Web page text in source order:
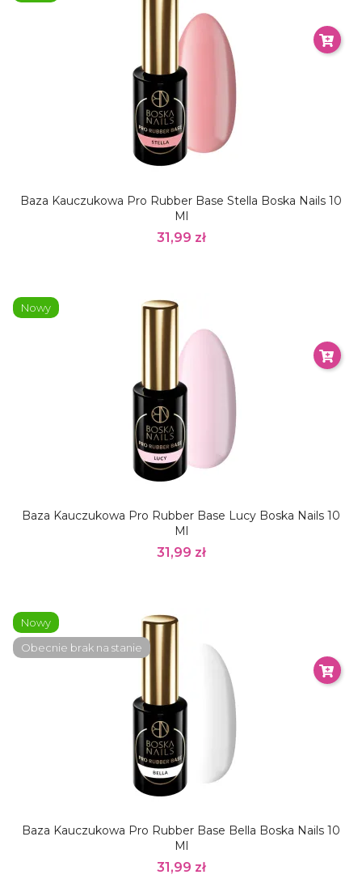
Baza Kauczukowa Pro Rubber Base Stella Boska Nails 10
Ml
31,99 zł
Baza Kauczukowa Pro Rubber Base Lucy Boska Nails 10
Ml
31,99 zł
Nowy
Baza Kauczukowa Pro Rubber Base Bella Boska Nails 10
Ml
31,99 zł
Nowy
Obecnie brak na stanie